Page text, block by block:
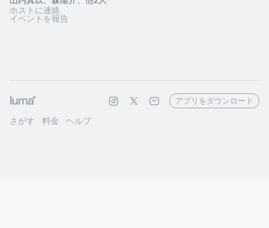
ホストに連絡
イベントを報告
さがす 料金 ヘルプ
アプリをダウンロード